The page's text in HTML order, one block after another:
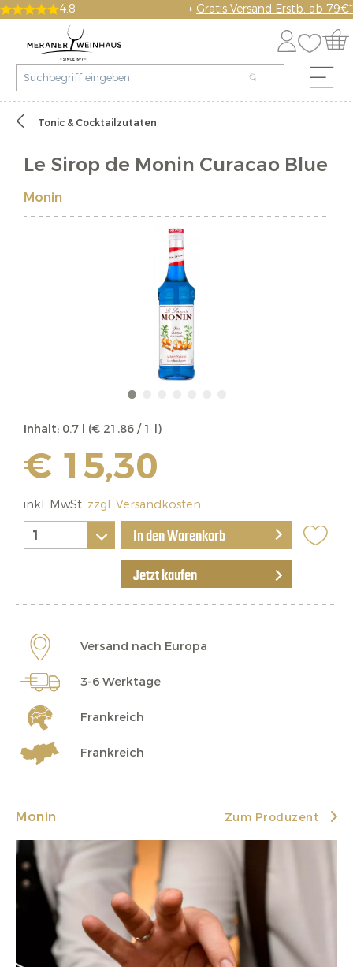
4.8 ➝ Gratis Versand Erstb. ab 79€*
Tonic & Cocktailzutaten
Le Sirop de Monin Curacao Blue
Monin
Inhalt: 0.7 l (€ 21,86 / 1 l)
€ 15,30
inkl. MwSt. zzgl. Versandkosten
In den Warenkorb
Jetzt kaufen
Versand nach Europa
3-6 Werktage
Frankreich
Frankreich
Monin Zum Produzent